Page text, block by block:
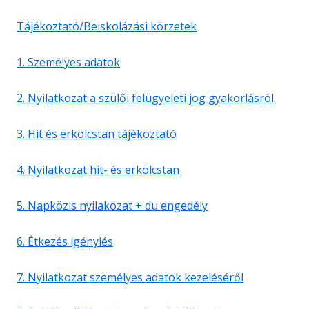
Tájékoztató/Beiskolázási körzetek
1. Személyes adatok
2. Nyilatkozat a szülői felügyeleti jog gyakorlásról
3. Hit és erkölcstan tájékoztató
4. Nyilatkozat hit- és erkölcstan
5. Napközis nyilakozat + du engedély
6. Étkezés igénylés
7. Nyilatkozat személyes adatok kezeléséről